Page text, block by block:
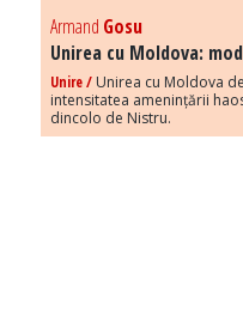
Armand Gosu
Unirea cu Moldova:
Unire / Unirea cu Moldova
intensitatea amenințării
dincolo de Nistru.